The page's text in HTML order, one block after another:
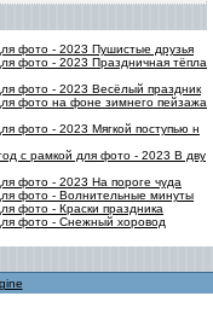
фото - 2023 Пушистые друзья
фото - 2023 Праздничная тёпла
фото - 2023 Весёлый праздник
фото на фоне зимнего пейзажа
фото - 2023 Мягкой поступью н
с рамкой для фото - 2023 В дву
фото - 2023 На пороге чуда
фото - Волнительные минуты
фото - Краски праздника
фото - Снежный хоровод